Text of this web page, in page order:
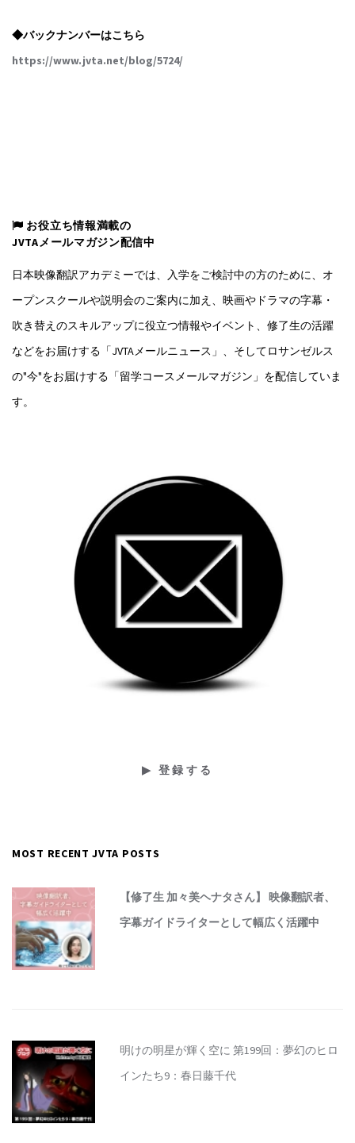
◆バックナンバーはこちら
https://www.jvta.net/blog/5724/
お役立ち情報満載の
JVTAメールマガジン配信中
日本映像翻訳アカデミーでは、入学をご検討中の方のために、オ
ープンスクールや説明会のご案内に加え、映画やドラマの字幕・
吹き替えのスキルアップに役立つ情報やイベント、修了生の活躍
などをお届けする「JVTAメールニュース」、そしてロサンゼルス
の"今"をお届けする「留学コースメールマガジン」を配信していま
す。
MOST RECENT JVTA POSTS
【修了生 加々美ヘナタさん】 映像翻訳者、
字幕ガイドライターとして幅広く活躍中
明けの明星が輝く空に 第199回：夢幻のヒロ
インたち9：春日藤千代